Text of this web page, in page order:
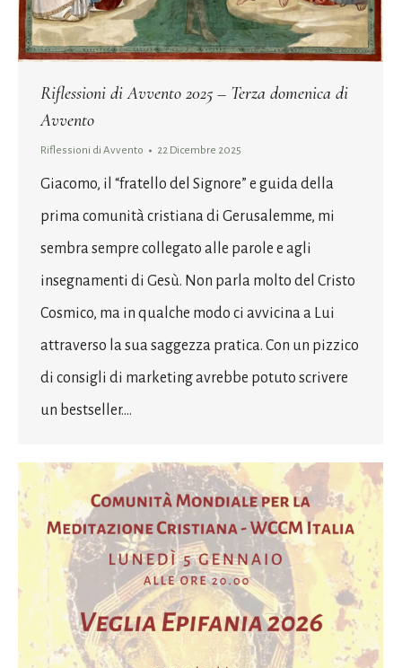
Riflessioni di Avvento 2025 – Terza domenica di
Avvento
Riflessioni di Avvento 22 Dicembre 2025
Giacomo, il “fratello del Signore” e guida della
prima comunità cristiana di Gerusalemme, mi
sembra sempre collegato alle parole e agli
insegnamenti di Gesù. Non parla molto del Cristo
Cosmico, ma in qualche modo ci avvicina a Lui
attraverso la sua saggezza pratica. Con un pizzico
di consigli di marketing avrebbe potuto scrivere
un bestseller.…